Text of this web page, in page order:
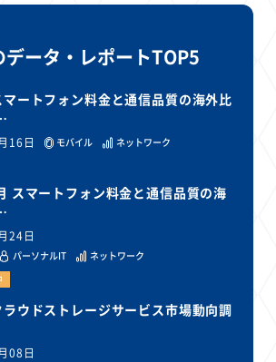
データ・レポートTOP5
ートフォン料金と通信品質の海外比
16日 モバイル ネットワーク
スマートフォン料金と通信品質の海
24日
パーソナルIT
ネットワーク
ウドストレージサービス市場動向調
08日